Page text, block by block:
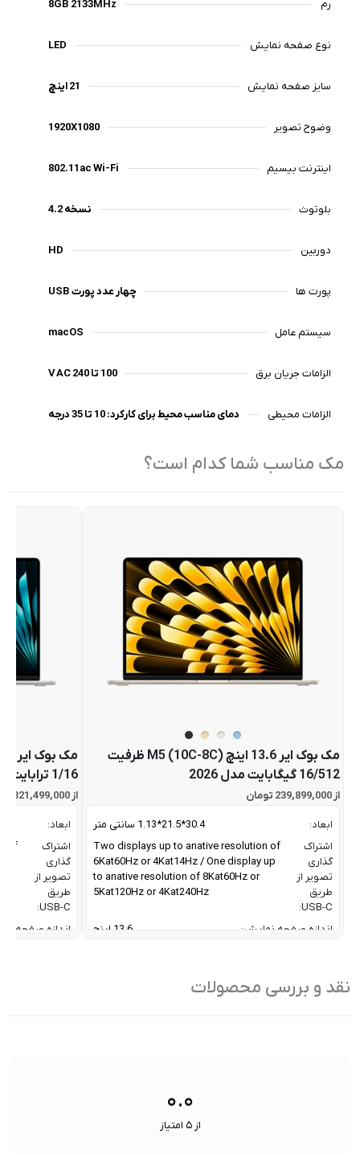
رم 8GB 2133MHz
نوع صفحه نمایش LED
سایز صفحه نمایش 21 اینچ
وضوح تصویر 1920X1080
اینترنت بیسیم 802.11ac Wi-Fi
بلوتوث نسخه 4.2
دوربین HD
پورت ها چهار عدد پورت USB
سیستم عامل macOS
الزامات جریان برق 100 تا 240 V AC
الزامات محیطی دمای مناسب محیط برای کارکرد: 10 تا 35 درجه
مک مناسب شما کدام است؟
مک بوک ایر 13.6 اینچ M5 (10C-8C) ظرفیت
16/512 گیگابایت مدل 2026
از 239,899,000 تومان
ابعاد:
30.4*21.5*1.13 سانتی متر
اشتراک
گذاری
تصویر از
طریق
USB-C:
Two displays up to anative resolution of
6Kat60Hz or 4Kat14Hz / One display up
to anative resolution of 8Kat60Hz or
5Kat120Hz or 4Kat240Hz
اندازه صفحه نمایش:
13.6 اینچ
تعداد هسته موتور عصبی ویژه پردازش هوش
1/16 ترابایت مدل 2026
از 321,499,000 تومان
ابعاد:
اشتراک
گذاری
تصویر از
طریق
USB-C:
of
اندازه صفحه
نقد و بررسی محصولات
۰.۰
از ۵ امتیاز